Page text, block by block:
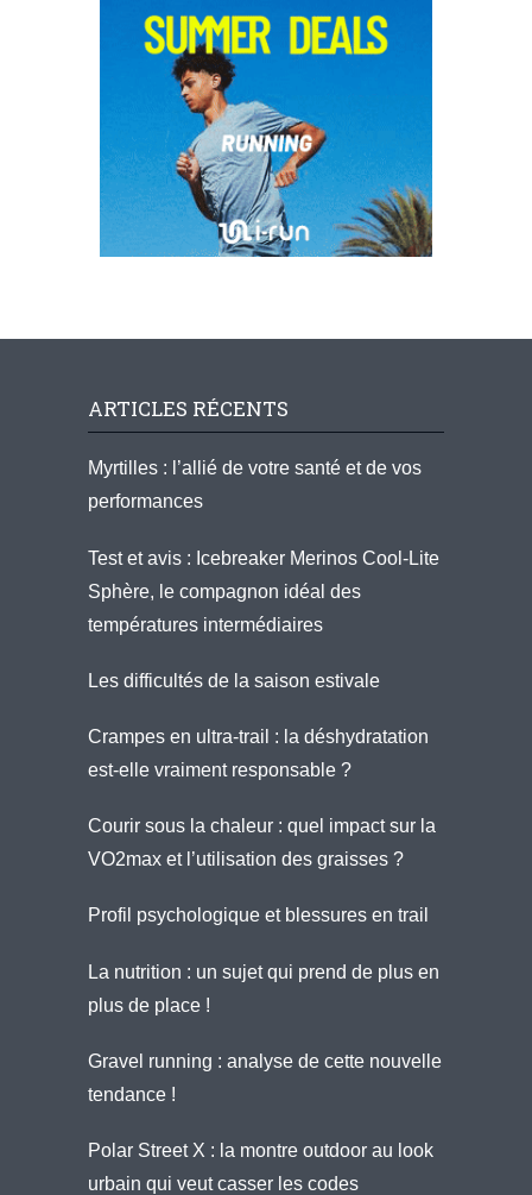
ARTICLES RÉCENTS
Myrtilles : l’allié de votre santé et de vos
performances
Test et avis : Icebreaker Merinos Cool-Lite
Sphère, le compagnon idéal des
températures intermédiaires
Les difficultés de la saison estivale
Crampes en ultra-trail : la déshydratation
est-elle vraiment responsable ?
Courir sous la chaleur : quel impact sur la
VO2max et l’utilisation des graisses ?
Profil psychologique et blessures en trail
La nutrition : un sujet qui prend de plus en
plus de place !
Gravel running : analyse de cette nouvelle
tendance !
Polar Street X : la montre outdoor au look
urbain qui veut casser les codes